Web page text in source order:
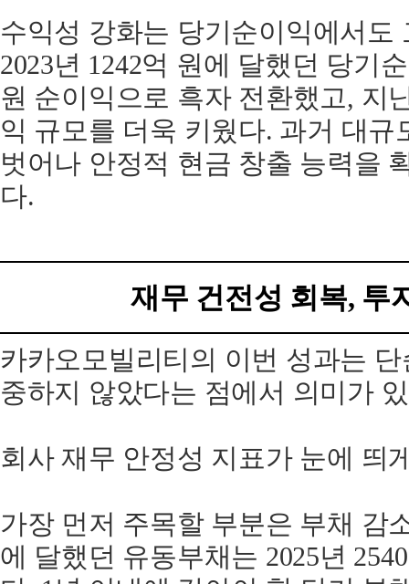
수익성 강화는 당기순이익에서도
2023년 1242억 원에 달했던 당기
원 순이익으로 흑자 전환했고, 지
익 규모를 더욱 키웠다. 과거 대규
벗어나 안정적 현금 창출 능력을
다.
재무 건전성 회복, 투
카카오모빌리티의 이번 성과는
중하지 않았다는 점에서 의미가
회사 재무 안정성 지표가 눈에 띄
가장 먼저 주목할 부분은 부채 감
에 달했던 유동부채는 2025년